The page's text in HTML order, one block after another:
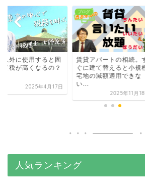
以外に使用すると固
産税が高くなるの？
2025年4月17日
ブログ
賃貸アパートの相続。
ぐに建て替えると小規
宅地の減額適用できな
い...
2025年11月18
人気ランキング